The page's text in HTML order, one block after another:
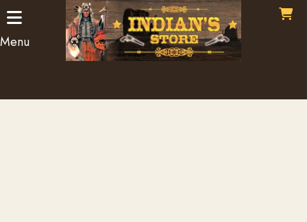
Menu
Panneau de gestion des cookies